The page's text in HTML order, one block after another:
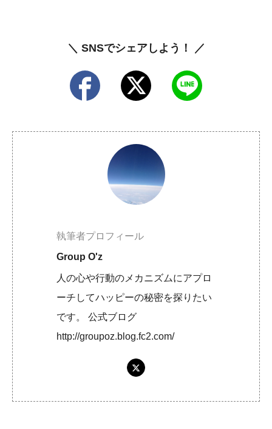
＼ SNSでシェアしよう！ ／
執筆者プロフィール
Group O'z
人の心や行動のメカニズムにアプロ
ーチしてハッピーの秘密を探りたい
です。 公式ブログ
http://groupoz.blog.fc2.com/